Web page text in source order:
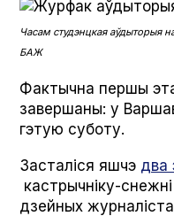
Часам студэнцкая аўдыторыя
БАЖ
Фактычна першы
завершаны: у
гэтую суботу.
Засталіся яшчэ два
кастрычніку-
дзейных